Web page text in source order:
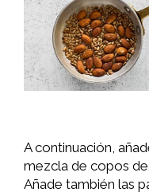
A continuación,
mezcla de copos
Añade también las